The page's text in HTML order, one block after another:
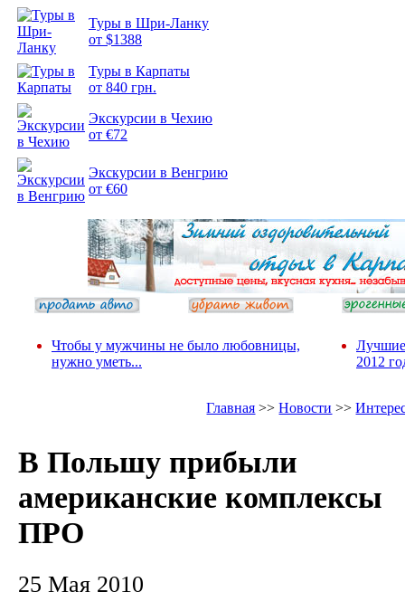
Туры в Шри-Ланку
от $1388
Туры в Карпаты
от 840 грн.
Экскурсии в Чехию
от €72
Экскурсии в Венгрию
от €60
Чтобы у мужчины не было любовницы,
нужно уметь...
Лучшие
2012
Главная >>Новости >>
В Польшу прибыли
американские комплексы
ПРО
25 Мая 2010